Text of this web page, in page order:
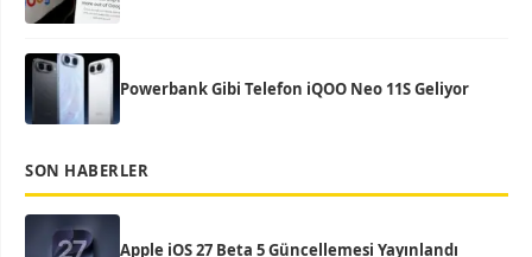
Powerbank Gibi Telefon iQOO Neo 11S Geliyor
SON HABERLER
Apple iOS 27 Beta 5 Güncellemesi Yayınlandı